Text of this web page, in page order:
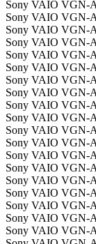
Sony VAIO VGN-
Sony VAIO VGN-
Sony VAIO VGN-
Sony VAIO VGN-
Sony VAIO VGN-
Sony VAIO VGN-
Sony VAIO VGN-
Sony VAIO VGN-
Sony VAIO VGN-
Sony VAIO VGN-
Sony VAIO VGN-
Sony VAIO VGN-
Sony VAIO VGN-
Sony VAIO VGN-
Sony VAIO VGN-
Sony VAIO VGN-
Sony VAIO VGN-
Sony VAIO VGN-
Sony VAIO VGN-